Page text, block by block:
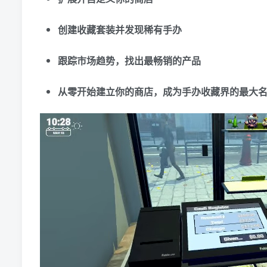
创建收藏套装并发现稀有手办
跟踪市场趋势，找出最畅销的产品
从零开始建立你的商店，成为手办收藏界的最大